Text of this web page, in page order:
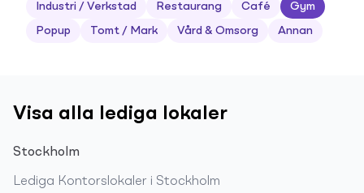
Industri / Verkstad Restaurang Café Gym
Popup Tomt / Mark Vård & Omsorg Annan
Visa alla lediga lokaler
Stockholm
Lediga Kontorslokaler i Stockholm